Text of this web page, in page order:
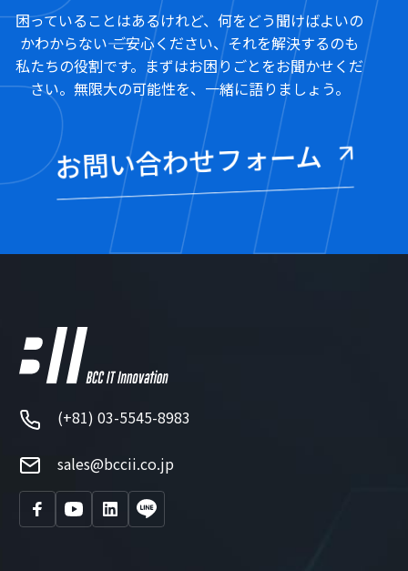
困っていることはあるけれど、何をどう聞けばよいの
かわからない―― ご安心ください、それを解決するのも
私たちの役割です。まずはお困りごとをお聞かせくだ
さい。無限大の可能性を、一緒に語りましょう。
お問い合わせフォーム
(+81) 03-5545-8983
sales@bccii.co.jp